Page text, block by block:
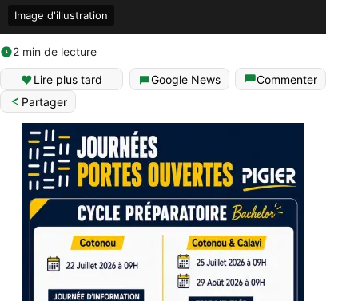
Image d'illustration
2 min de lecture
Lire plus tard Google News
Commenter
Partager